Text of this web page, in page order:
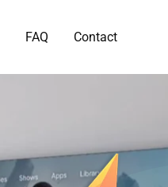
FAQ Contact